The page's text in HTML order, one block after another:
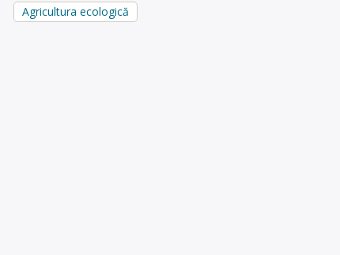
Agricultura ecologică